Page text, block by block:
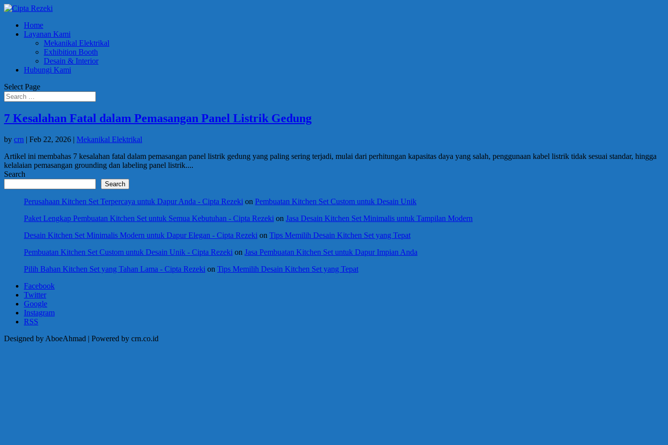
Home
Layanan Kami
Mekanikal Elektrikal
Exhibition Booth
Desain & Interior
Hubungi Kami
Select Page
7 Kesalahan Fatal dalam Pemasangan Panel Listrik Gedung
by crn | Feb 22, 2026 | Mekanikal Elektrikal
Artikel ini membahas 7 kesalahan fatal dalam pemasangan panel listrik gedung yang paling sering terjadi, mulai dari perhitungan kapasitas daya yang salah, penggunaan kabel listrik tidak sesuai standar, hingga
kelalaian pemasangan grounding dan labeling panel listrik....
Search
Search
Perusahaan Kitchen Set Terpercaya untuk Dapur Anda - Cipta Rezeki on Pembuatan Kitchen Set Custom untuk Desain Unik
Paket Lengkap Pembuatan Kitchen Set untuk Semua Kebutuhan - Cipta Rezeki on Jasa Desain Kitchen Set Minimalis untuk Tampilan Modern
Desain Kitchen Set Minimalis Modern untuk Dapur Elegan - Cipta Rezeki on Tips Memilih Desain Kitchen Set yang Tepat
Pembuatan Kitchen Set Custom untuk Desain Unik - Cipta Rezeki on Jasa Pembuatan Kitchen Set untuk Dapur Impian Anda
Pilih Bahan Kitchen Set yang Tahan Lama - Cipta Rezeki on Tips Memilih Desain Kitchen Set yang Tepat
Facebook
Twitter
Google
Instagram
RSS
Designed by AboeAhmad | Powered by crn.co.id